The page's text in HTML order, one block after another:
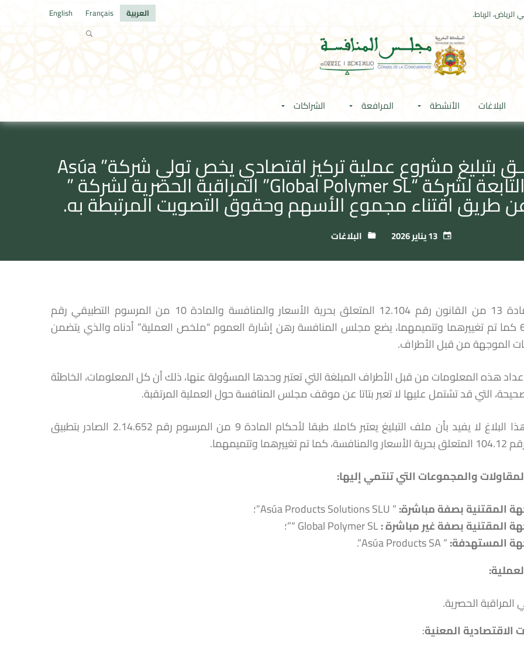
الرياض، الرباط. العربية Français
English
البلاغات الأنشطة المرافعة الشراكات
بلاغ لمجلس المنافسة متعلـق بتبليغ مشروع عملية تركيز اقتصادي يخص تولي شركة” Asúa
Products Solutions SLU” التابعة لشركة “Global Polymer SL” المراقبة الحصرية لشركة ”
13 يناير 2026 البلاغات
طبقا للمادة 13 من القانون رقم 12.104 المتعلق بحرية الأسعار والمنافسة والمادة 10 من المرسوم التطبيقي رقم
652.14.2 كما تم تغييرهما وتتميمهما، يضع مجلس المنافسة رهن إشارة العموم “ملخص العملية” أدناه والذي يتضمن
الموجهة من قبل الأطراف.
هذه المعلومات من قبل الأطراف المبلغة التي تعتبر وحدها المسؤولة عنها، ذلك أن كل المعلومات، الخاطئة
التي قد تشتمل عليها لا تعبر بتاتا عن موقف مجلس المنافسة حول العملية المرتقبة.
إن نشر هذا البلاغ لا يفيد بأن ملف التبليغ يعتبر كاملا طبقا لأحكام المادة 9 من المرسوم رقم 2.14.652 الصادر بتطبيق
وتتميمهما.
والمجموعات التي تنتمي إليها:
المقتنيةبصفة مباشرة:” Asúa Products Solutions SLU”؛
المقتنية بصفة غير مباشرة:
المستهدفة:
” Asúa Products SA”.
المراقبة الحصرية.
الاقتصادية المعنية: